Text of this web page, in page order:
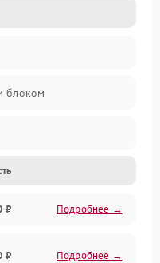
блоком
₽ Подробнее →
₽ Подробнее →